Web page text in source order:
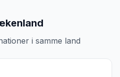
i samme land